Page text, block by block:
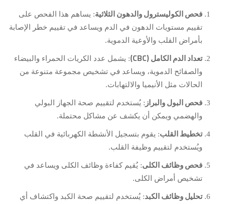
فحص الكوليسترول والدهون الثلاثية: يساهم هذا الفحص على
تقييم مستويات الدهون في الدم ويساعد في تقييم خطر الإصابة
بأمراض القلب والأوعية الدموية.
تعداد الدم الكامل (CBC)
: يشمل عدد الكريات الحمراء والبيضاء
والصفائح الدموية، ويساعد في تشخيص مجموعة متنوعة من
الحالات مثل الأنيميا والالتهابات.
فحص البول والبراز: يُستخدم لتقييم صحة الجهاز البولي
والهضمي ويمكن أن يكشف عن مشاكل محتملة.
تخطيط القلب: يقوم بتسجيل الأنشطة الكهربائية في القلب
ويُستخدم لتقييم وظيفة القلب.
فحص وظائف الكلى: يُقيم كفاءة وظائف الكلى ويساعد في
تشخيص أمراض الكلى.
تحليل وظائف الكبد: يُستخدم لتقييم صحة الكبد واكتشاف أي